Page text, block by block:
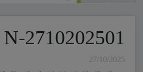
N-2710202501
27/10/2025